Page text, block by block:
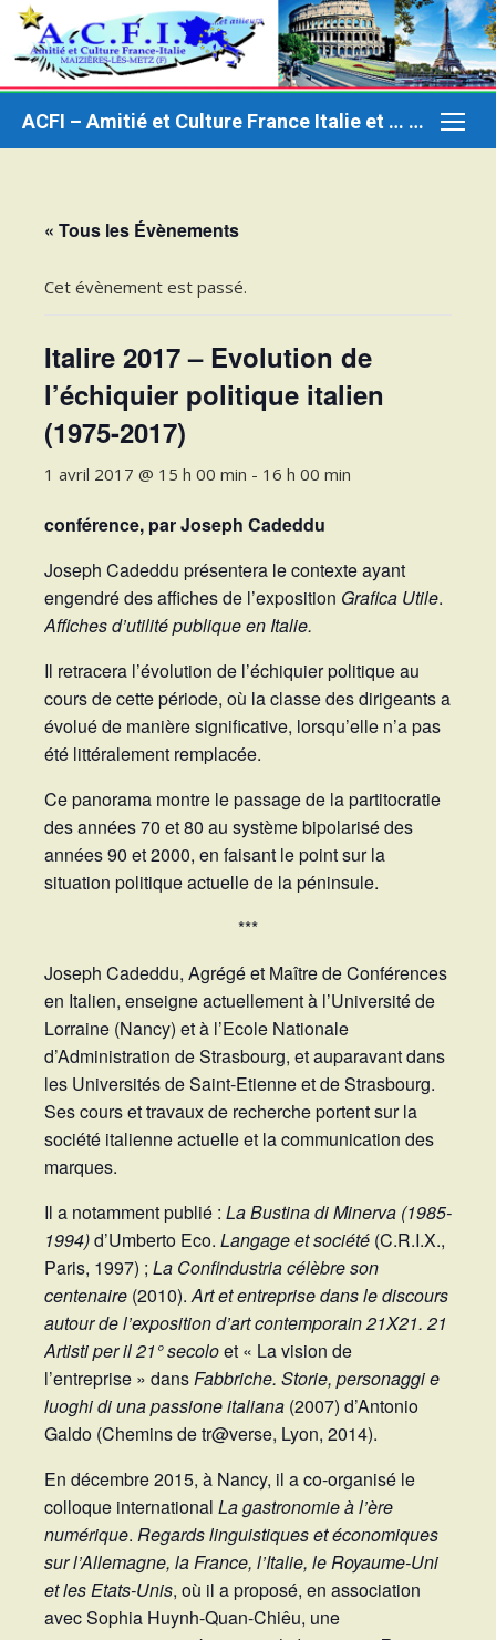
Aller
contenu
ACFI – Amitié et Culture France Italie et … ailleurs
« Tous les Évènements
Cet évènement est passé.
Italire 2017 – Evolution de
l’échiquier politique italien
(1975-2017)
1 avril 2017 @ 15 h 00 min - 16 h 00 min
conférence, par Joseph Cadeddu
Joseph Cadeddu présentera le contexte ayant
engendré des affiches de l’exposition Grafica Utile.
Affiches d’utilité publique en Italie.
Il retracera l’évolution de l’échiquier politique au
cours de cette période, où la classe des dirigeants a
évolué de manière significative, lorsqu’elle n’a pas
été littéralement remplacée.
Ce panorama montre le passage de la partitocratie
des années 70 et 80 au système bipolarisé des
années 90 et 2000, en faisant le point sur la
situation politique actuelle de la péninsule.
***
Joseph Cadeddu, Agrégé et Maître de Conférences
en Italien, enseigne actuellement à l’Université de
Lorraine (Nancy) et à l’Ecole Nationale
d’Administration de Strasbourg, et auparavant dans
les Universités de Saint-Etienne et de Strasbourg.
Ses cours et travaux de recherche portent sur la
société italienne actuelle et la communication des
marques.
Il a notamment publié : La Bustina di Minerva (1985-
1994)d’Umberto Eco. Langage et société (C.R.I.X.,
Paris, 1997) ; La Confindustria célèbre son
centenaire (2010).Art et entreprise dans le discours
autour de l’exposition d’art contemporain 21X21. 21
Artisti per il 21° secoloet « La vision de
l’entreprise » dansFabbriche. Storie, personaggi e
luoghi di una passione italiana (2007) d’Antonio
Galdo (Chemins de tr@verse, Lyon, 2014).
En décembre 2015, à Nancy, il a co-organisé le
colloque international La gastronomie à l’ère
numérique. Regards linguistiques et économiques
sur l’Allemagne, la France, l’Italie, le Royaume-Uni
et les Etats-Unis, où il a proposé, en association
avec Sophia Huynh-Quan-Chiêu, une